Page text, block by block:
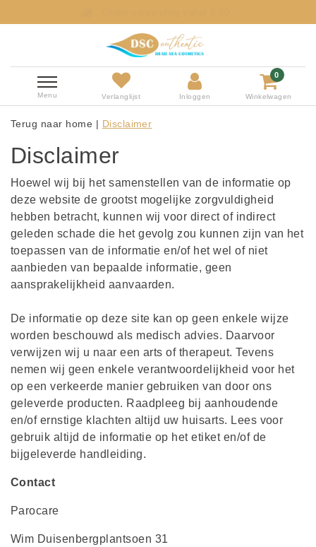
Menu Verlanglijst Inloggen
0
Winkelwagen
Terug naar home | Disclaimer
Disclaimer
Hoewel wij bij het samenstellen van de informatie op
deze website de grootst mogelijke zorgvuldigheid
hebben betracht, kunnen wij voor direct of indirect
geleden schade die het gevolg zou kunnen zijn van het
toepassen van de informatie en/of het wel of niet
aanbieden van bepaalde informatie, geen
aansprakelijkheid aanvaarden.
De informatie op deze site kan op geen enkele wijze
worden beschouwd als medisch advies. Daarvoor
verwijzen wij u naar een arts of therapeut. Tevens
nemen wij geen enkele verantwoordelijkheid voor het
op een verkeerde manier gebruiken van door ons
geleverde producten. Raadpleeg bij aanhoudende
en/of ernstige klachten altijd uw huisarts. Lees voor
gebruik altijd de informatie op het etiket en/of de
bijgeleverde handleiding.
Contact
Parocare
Wim Duisenbergplantsoen 31